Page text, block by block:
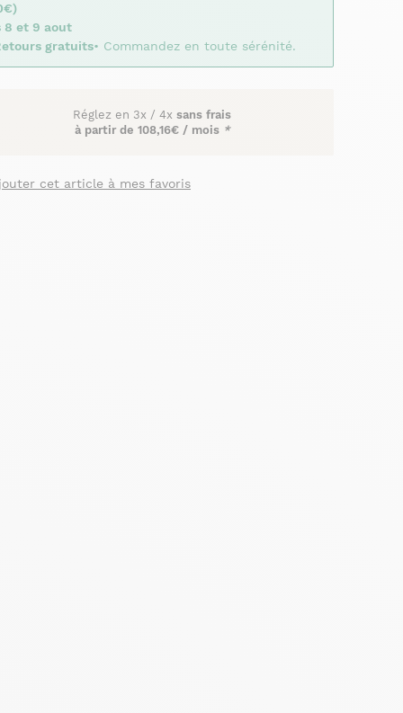
8 et 9 aout
gratuits• Commandez en toute sérénité.
Réglez en 3x / 4x sans frais
à partir de 108,16€ / mois *
cet article à mes favoris